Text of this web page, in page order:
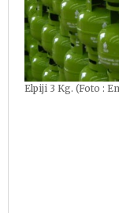
Elpiji 3 Kg. (Foto :